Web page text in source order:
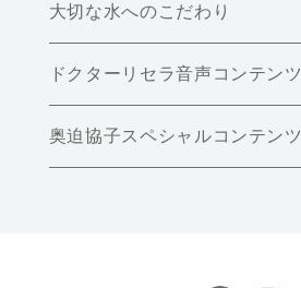
大切な水へのこだわり
ドクターリセラ音声コンテンツ
奥迫協子スペシャルコンテンツ